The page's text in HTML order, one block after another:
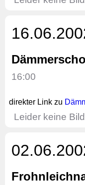
16:00
direkter Link zu
Leider keine